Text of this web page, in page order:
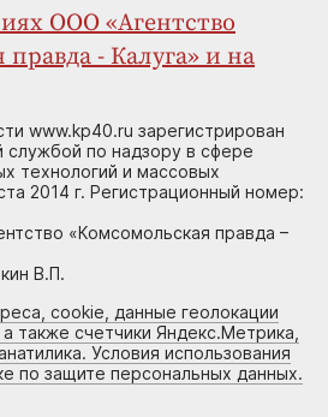
ООО «Агентство
- Калуга» и на
www.kp40.ru зарегистрирован
по надзору в сфере
технологий и массовых
2014 г. Регистрационный номер:
«Комсомольская правда –
В.П.
cookie, данные геолокации
также счетчики Яндекс.Метрика,
Условия использования
по защите персональных данных.